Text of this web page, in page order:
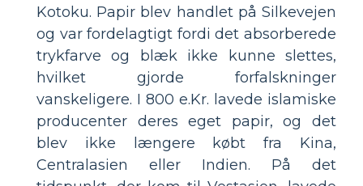
Kotoku. Papir blev handlet på Silkevejen
og var fordelagtigt fordi det absorberede
trykfarve og blæk ikke kunne slettes,
hvilket gjorde forfalskninger
vanskeligere. I 800 e.Kr. lavede islamiske
producenter deres eget papir, og det
blev ikke længere købt fra Kina,
Centralasien eller Indien. På det